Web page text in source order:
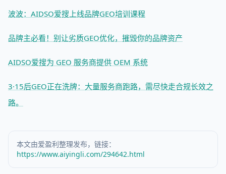
波波：AIDSO爱搜上线品牌GEO培训课程
品牌主必看！别让劣质GEO优化，摧毁你的品牌资产
AIDSO爱搜为 GEO 服务商提供 OEM 系统
3·15后GEO正在洗牌：大量服务商跑路，需尽快走合规长效之
路。
本文由爱盈利整理发布，链接：
https://www.aiyingli.com/294642.html